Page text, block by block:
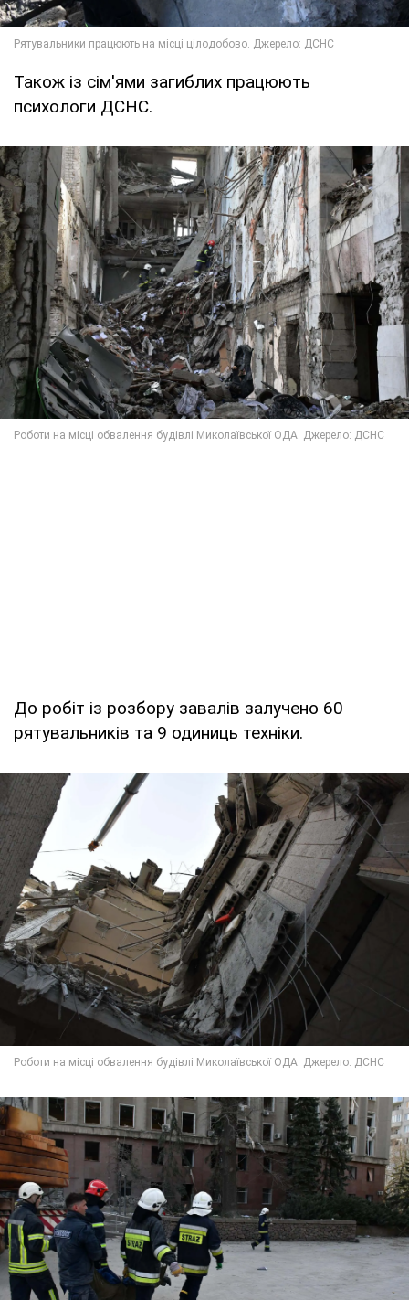
Також із сім'ями загиблих працюють
психологи ДСНС.
До робіт із розбору завалів залучено 60
рятувальників та 9 одиниць техніки.